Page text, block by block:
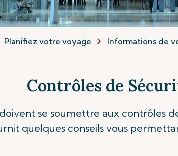
Planifiez votre voyage Informations de
Contrôles de
doivent se soumettre aux contrôles
quelques conseils vous